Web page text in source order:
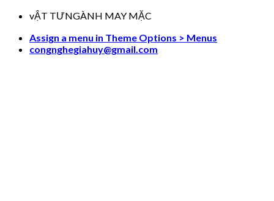
Skip
content
vẬT TƯNGÀNH MAY MẶC
Assign a menu in Theme Options > Menus
congnghegiahuy@gmail.com